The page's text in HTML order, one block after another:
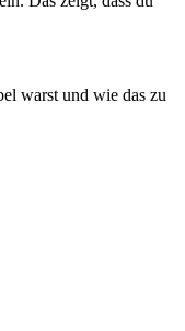
warst und wie das zu